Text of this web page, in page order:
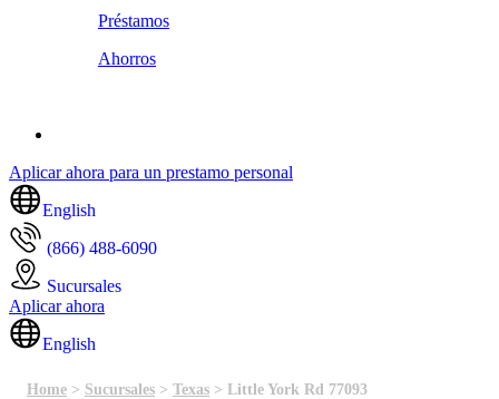
Préstamos
Ahorros
Aplicar ahora para un prestamo personal
English
(866) 488-6090
Sucursales
Aplicar ahora
English
Home > Sucursales > Texas > Little York Rd 77093